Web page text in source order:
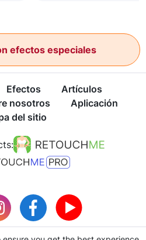
efectos especiales
Efectos
Artículos
nosotros
Aplicación
del sitio